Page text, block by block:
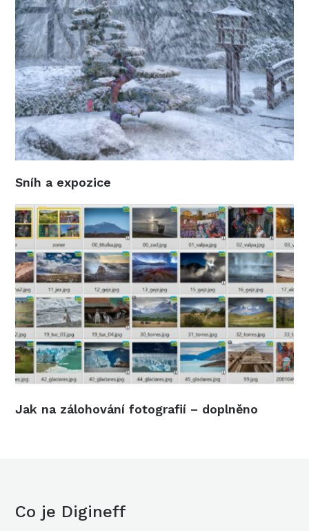
Sníh a expozice
Jak na zálohování fotografií – doplněno
Co je Digineff